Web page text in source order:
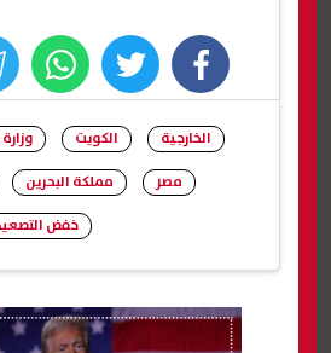
facebook
twitter
whats
الخارجية الكويت
مصر
مملكة البحرين
خفض